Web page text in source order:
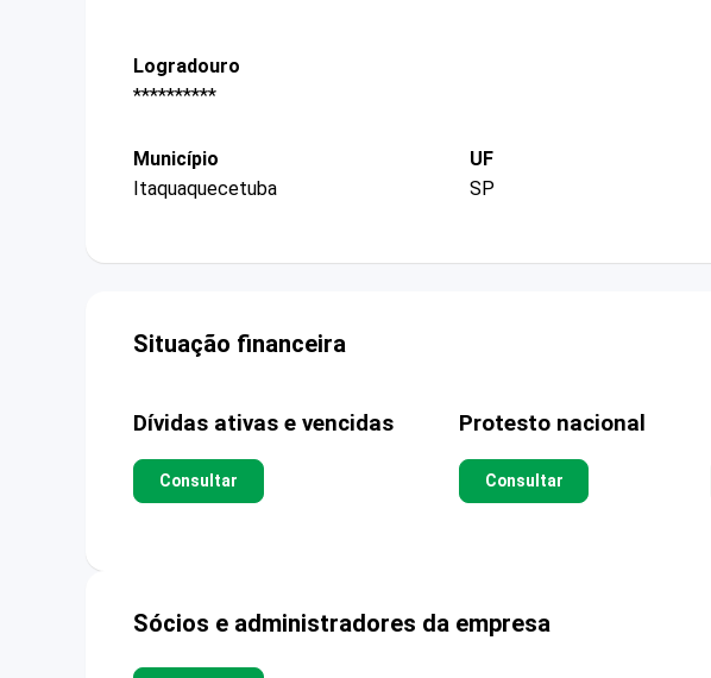
Logradouro
**********
Município
Itaquaquecetuba
UF
SP
Situação financeira
Dívidas ativas e vencidas
Consultar
Protesto nacional
Consultar
Sócios e administradores da empresa